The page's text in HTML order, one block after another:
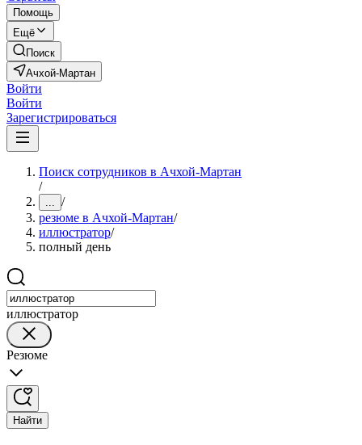
Помощь
Ещё
Поиск
Ачхой-Мартан
Войти
Войти
Зарегистрироваться
Поиск сотрудников в Ачхой-Мартан
/
... /
резюме в Ачхой-Мартан/
иллюстратор/
полный день
иллюстратор
Резюме
Найти